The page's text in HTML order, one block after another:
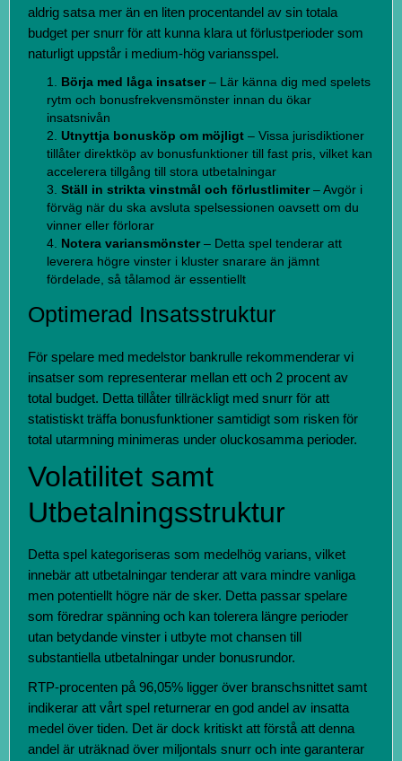
aldrig satsa mer än en liten procentandel av sin totala
budget per snurr för att kunna klara ut förlustperioder som
naturligt uppstår i medium-hög variansspel.
Börja med låga insatser– Lär känna dig med spelets
rytm och bonusfrekvensmönster innan du ökar
insatsnivån
Utnyttja bonusköp om möjligt – Vissa jurisdiktioner
tillåter direktköp av bonusfunktioner till fast pris, vilket kan
accelerera tillgång till stora utbetalningar
Ställ in strikta vinstmål och förlustlimiter– Avgör i
förväg när du ska avsluta spelsessionen oavsett om du
vinner eller förlorar
Notera variansmönster– Detta spel tenderar att
leverera högre vinster i kluster snarare än jämnt
fördelade, så tålamod är essentiellt
Optimerad Insatsstruktur
För spelare med medelstor bankrulle rekommenderar vi
insatser som representerar mellan ett och 2 procent av
total budget. Detta tillåter tillräckligt med snurr för att
statistiskt träffa bonusfunktioner samtidigt som risken för
total utarmning minimeras under oluckosamma perioder.
Volatilitet samt
Utbetalningsstruktur
Detta spel kategoriseras som medelhög varians, vilket
innebär att utbetalningar tenderar att vara mindre vanliga
men potentiellt högre när de sker. Detta passar spelare
som föredrar spänning och kan tolerera längre perioder
utan betydande vinster i utbyte mot chansen till
substantiella utbetalningar under bonusrundor.
RTP-procenten på 96,05% ligger över branschsnittet samt
indikerar att vårt spel returnerar en god andel av insatta
medel över tiden. Det är dock kritiskt att förstå att denna
andel är uträknad över miljontals snurr och inte garanterar